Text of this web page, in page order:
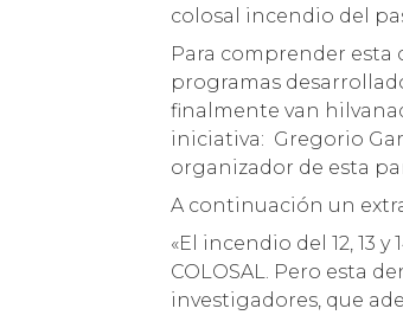
colosal incendio del
Para comprender
programas
finalmente van
iniciativa: Gregorio
organizador de esta
A continuación un
«El incendio del 12, 13
COLOSAL. Pero esta
investigadores, que